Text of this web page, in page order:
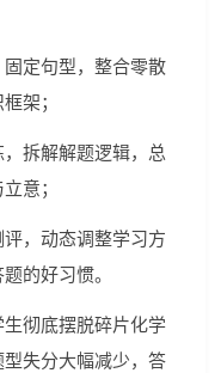
定句型，整合零散
架；
拆解解题逻辑，总
意；
，动态调整学习方
的好习惯。
彻底摆脱碎片化学
失分大幅减少，答